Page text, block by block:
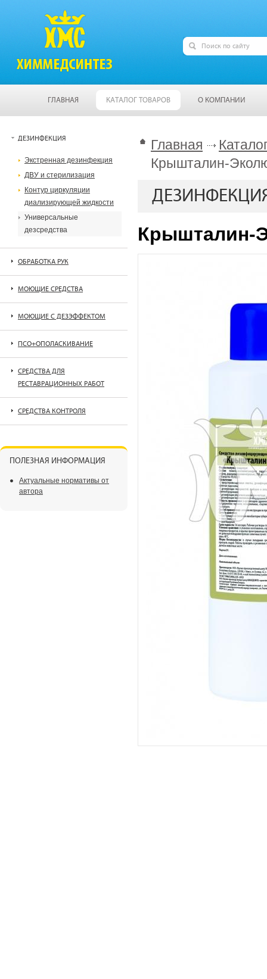
ГЛАВНАЯ КАТАЛОГ ТОВАРОВ О КОМПАНИИ
Главная
Крышталин-
Крышталин-
ДЕЗИНФЕКЦИЯ
Экстренная дезинфекция
ДВУ и стерилизация
Контур циркуляции
диализирующей жидкости
Универсальные
дезсредства
ОБРАБОТКА РУК
МОЮЩИЕ СРЕДСТВА
МОЮЩИЕ С ДЕЗЭФФЕКТОМ
ПСО+ОПОЛАСКИВАНИЕ
СРЕДСТВА ДЛЯ
РЕСТАВРАЦИОННЫХ РАБОТ
СРЕДСТВА КОНТРОЛЯ
ПОЛЕЗНАЯ ИНФОРМАЦИЯ
Актуальные нормативы от
автора